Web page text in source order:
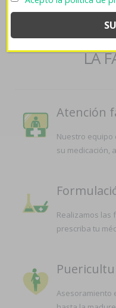
SERVICIOS
LA
Atención
Nuestro
su medicación,
Realizamos las
prescriba tu
Asesoramiento